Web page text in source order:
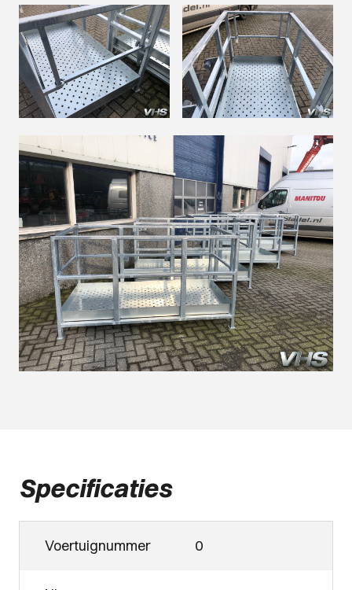
Specificaties
Voertuignummer 0